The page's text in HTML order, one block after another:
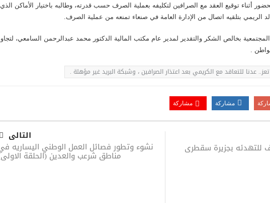
أثناء توقيع العقد مع الصرافين لتكليفه بعملية الصرف حسب قدرته، وطالبه باختيار الأماكن
الريمي بتلقيه اتصال من الإدارة العامة في صنعاء تمنعه من عملية الصرف.
بخالص الشكر والتقدير لمدير عام مكتب المالية الدكتور محمد عبدالرحمن السامعي،
.
عدنا للتعاقد مع الكريمي بعد اعتذار الصرافين ، وشبكة البريد غير مؤهلة .
مشاركة مشاركة
للتهدئه بجزيرة سقطرى
التالى
نشوء وتطور فصائل العمل الوطني اليساريه
مناطق شرعب والعدين (الحلقة